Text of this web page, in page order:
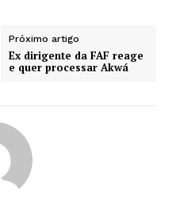
Próximo artigo
Ex dirigente da FAF reage
e quer processar Akwá